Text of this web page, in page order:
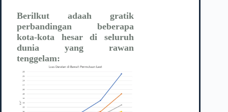
Berilkut adaah gratik
perbandingan beberapa
kota-kota hesar di seluruh
dunia yang rawan
tenggelam: